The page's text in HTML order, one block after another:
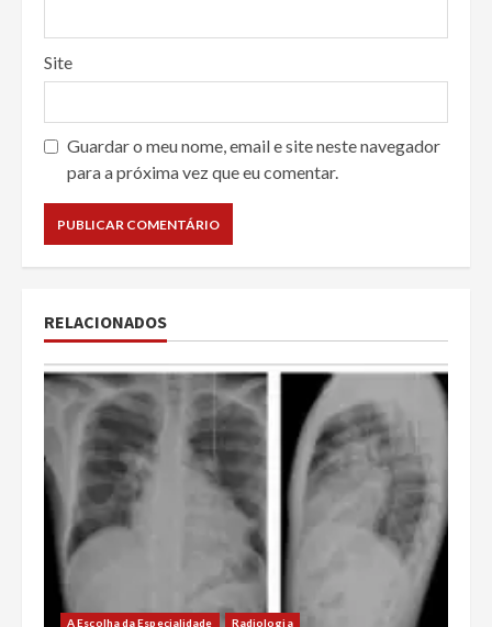
Site
Guardar o meu nome, email e site neste navegador
para a próxima vez que eu comentar.
RELACIONADOS
A Escolha da Especialidade Radiologia